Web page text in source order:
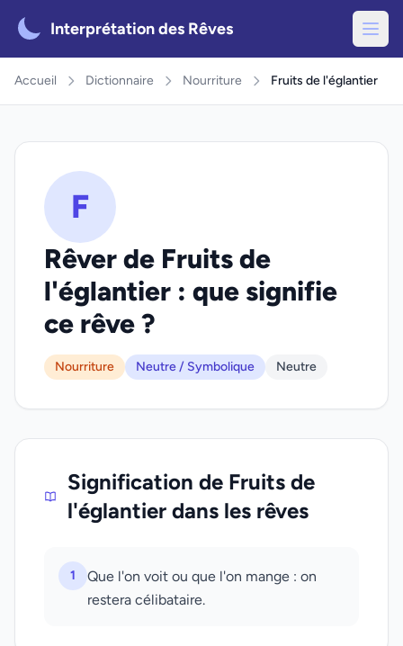
Interprétation des Rêves
Accueil Dictionnaire Nourriture Fruits de l'églantier
F
Rêver de Fruits de
l'églantier : que signifie
ce rêve ?
Nourriture Neutre / Symbolique Neutre
Signification de Fruits de
l'églantier dans les rêves
1
Que l'on voit ou que l'on mange : on
restera célibataire.